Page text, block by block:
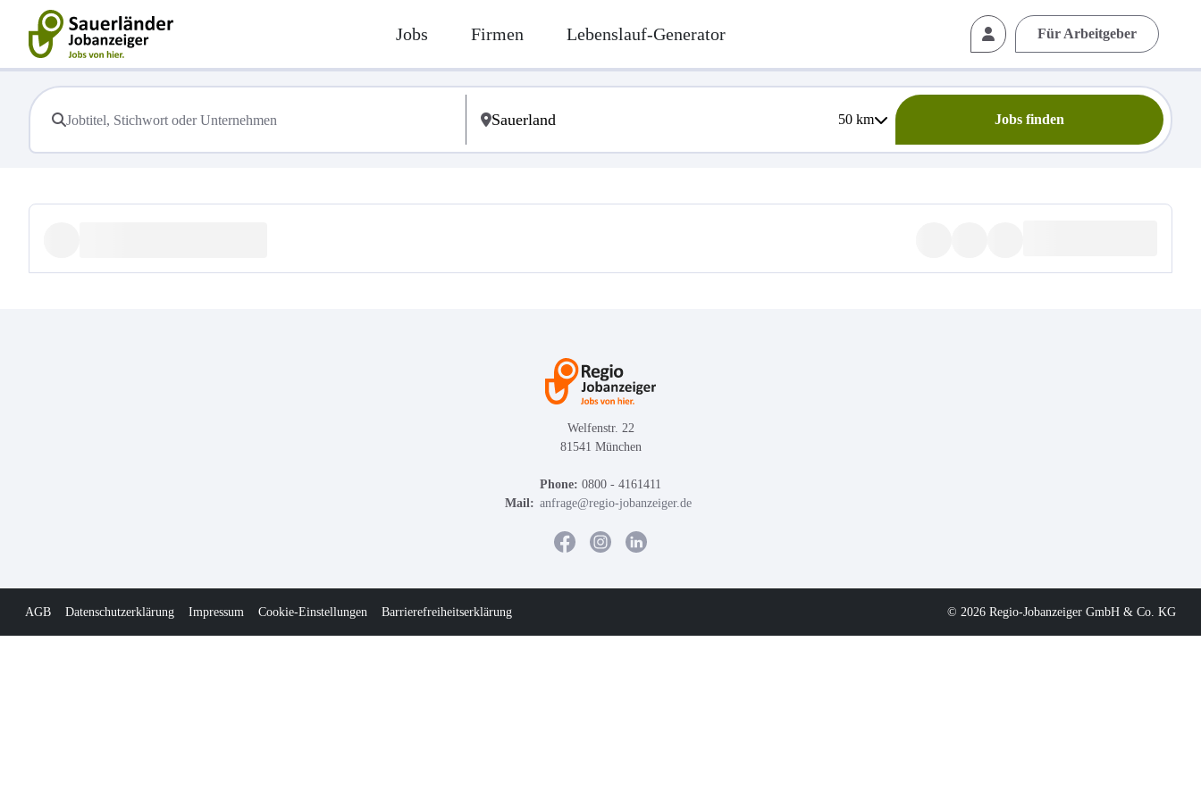
Jobs Firmen Lebenslauf-Generator Für Arbeitgeber
50km Jobs finden
Welfenstr. 22
81541 München
Phone: 0800 - 4161411
Mail: anfrage@regio-jobanzeiger.de
AGB Datenschutzerklärung Impressum Cookie-Einstellungen Barrierefreiheitserklärung © 2026 Regio-Jobanzeiger GmbH & Co. KG